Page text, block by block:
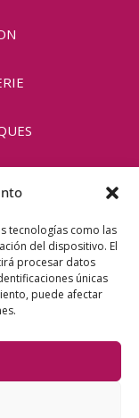
tecnologías como las
del dispositivo. El
procesar datos
únicas
puede afectar
légales
de cookies
exprimés
reflètent pas
Ni l’Union